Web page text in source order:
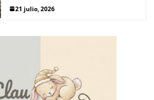
21 julio, 2026